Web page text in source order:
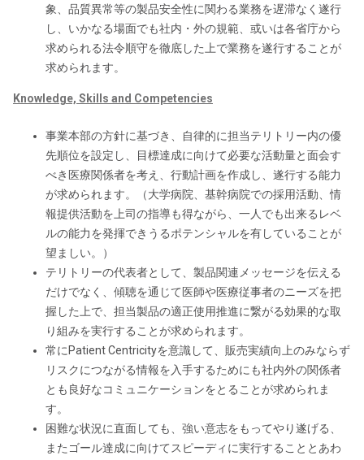
象、品質異常等の製品安全性に関わる業務を遅滞なく遂行
し、いかなる場面でも社内・外の規範、或いは各省庁から
求められる法令順守を徹底した上で業務を遂行することが
求められます。
Knowledge, Skills and Competencies
事業本部の方針に基づき、自律的に担当テリトリー内の優
先順位を設定し、目標達成に向けて必要な活動量と面会す
べき医療関係者を考え、行動計画を作成し、遂行する能力
が求められます。（大学病院、基幹病院での採用活動、情
報提供活動を上司の指導も得ながら、一人でも出来るレベ
ルの能力を発揮できうるポテンシャルを有していることが
望ましい。）
テリトリーの代表者として、製品関連メッセージを伝える
だけでなく、傾聴を通じて医師や医療従事者のニーズを把
握した上で、担当製品の適正使用推進に繋がる効果的な取
り組みを実行することが求められます。
常にPatient Centricityを意識して、販売実績向上のみならず
リスクにつながる情報を入手するためにも社内外の関係者
とも良好なコミュニケーションをとることが求められま
す。
困難な状況に直面しても、強い意志をもってやり遂げる、
またゴール達成に向けてスピーディに実行することとあわ